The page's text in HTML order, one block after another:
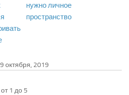
нужно личное
пространство
1 до 5